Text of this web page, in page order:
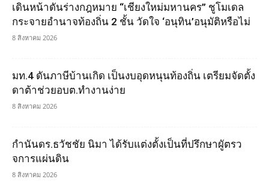
เดินหน้าดันร่างกฎหมาย “เชียงใหม่มหานคร” ชูโมเดล
กระจายอำนาจท้องถิ่น 2 ชั้น วัดใจ ‘อนุทิน’อนุมัติหรือไม่
8 สิงหาคม 2026
มท.4 ดันภาษีบ้านเกิด เป็นงบอุดหนุนท้องถิ่น เตรียมจัดตั้ง
ดาต้าช่วยอบต.ทำงานง่าย
8 สิงหาคม 2026
กำนันดร.ธวัชชัย นิมา ได้รับแต่งตั้งเป็นที่ปรึกษาผูัตรว
จการแผ่นดิน
8 สิงหาคม 2026